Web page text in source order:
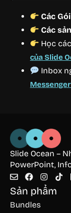
Các
Các
Học
của Slide
Inbox
Messenger
Slide Ocean –
PowerPoint,
Sản phẩm
Bundles